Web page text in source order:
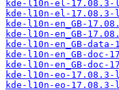
kde-l10n-el-
kde-l10n-el-17.08.3-
kde-l10n-en_GB-
kde-l10n-en_GB-
kde-l10n-en_GB-
kde-l10n-en_GB-
kde-l10n-en_GB-
kde-l10n-eo-
kde-l10n-eo-